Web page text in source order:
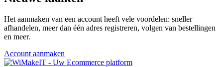
Het aanmaken van een account heeft vele voordelen: sneller
afhandelen, meer dan één adres registreren, volgen van bestellingen
en meer.
Account aanmaken